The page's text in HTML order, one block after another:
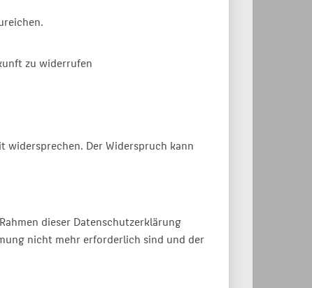
zu widerrufen
widersprechen. Der Widerspruch kann
dieser Datenschutzerklärung
nicht mehr erforderlich sind und der